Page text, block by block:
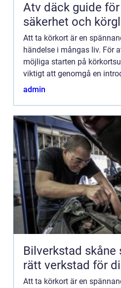
Atv däck guide för bättre grepp,
säkerhet och
Att ta körkort är en
händelse i mångas liv. För
möjliga starten på
viktigt att genomgå en
admin
Bilverkstad skåne så väljer du
rätt verkstad för
Att ta körkort är en